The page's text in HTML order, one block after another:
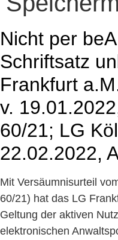
Nicht per
Schriftsatz
Frankfurt
v.
60/21; LG
22.02.2022,
Mit Versäumnisurteil
60/21) hat das LG
Geltung der aktiven
elektronischen